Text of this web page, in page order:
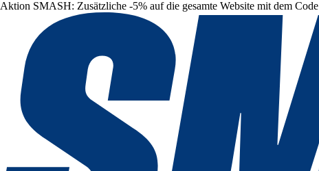
Aktion SMASH: Zusätzliche -5% auf die gesamte Website mit dem Code